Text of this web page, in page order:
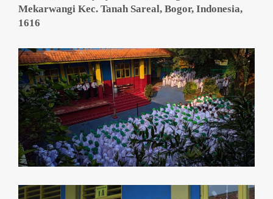
Mekarwangi Kec. Tanah Sareal, Bogor, Indonesia,
1616